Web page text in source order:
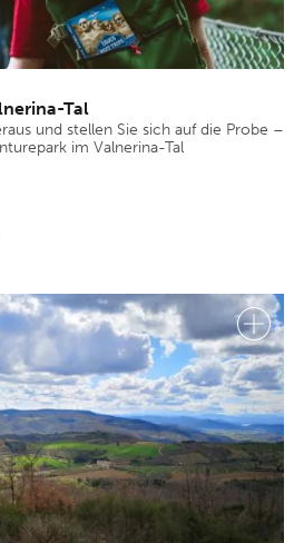
Tal
und stellen Sie sich auf die Probe –
im Valnerina-Tal